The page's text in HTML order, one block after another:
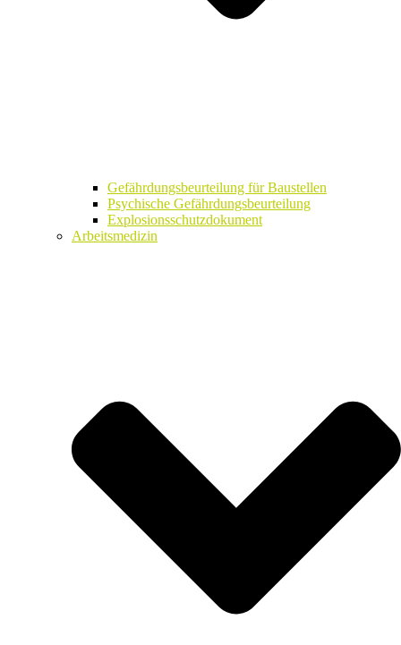
Gefährdungsbeurteilung für Baustellen
Psychische Gefährdungsbeurteilung
Explosionsschutzdokument
Arbeitsmedizin